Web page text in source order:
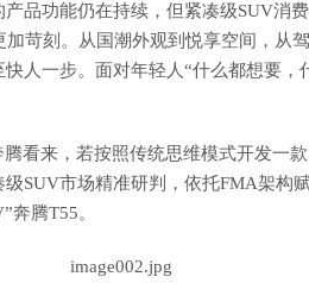
品功能仍在持续，但紧凑级SUV消
苛刻。从国潮外观到悦享空间，从
人一步。面对年轻人“什么都想要，
看来，若按照传统思维模式开发一
SUV市场精准研判，依托FMA架构
奔腾T55。